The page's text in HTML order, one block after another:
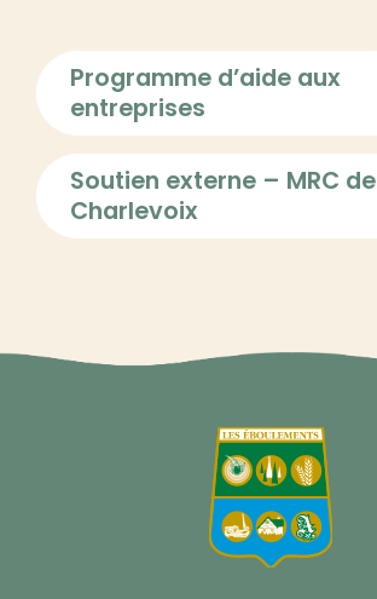
Programme d’aide aux
entreprises
Soutien externe – MRC de
Charlevoix